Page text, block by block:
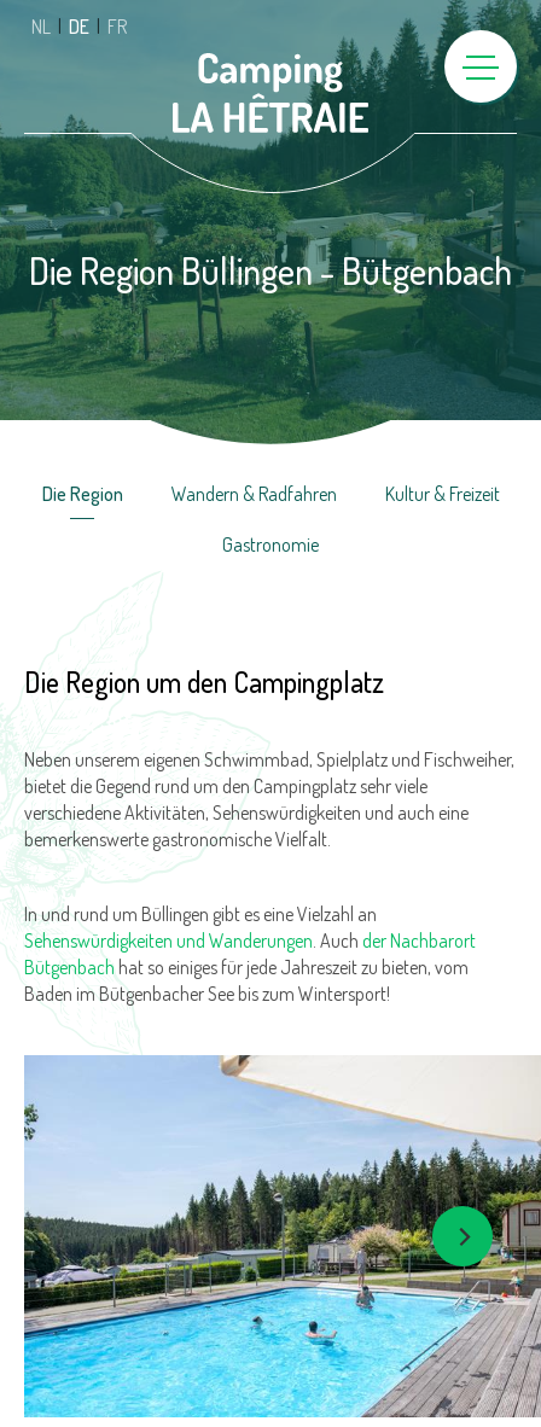
NL DE FR
Home
Camping
Zu vermieten
Fischweiher
Die Region Büllingen - Bütgenbach
Die Region Wandern & Radfahren Kultur & Freizeit
Gastronomie
Die Region um den Campingplatz
Neben unserem eigenen Schwimmbad, Spielplatz und Fischweiher,
bietet die Gegend rund um den Campingplatz sehr viele
verschiedene Aktivitäten, Sehenswürdigkeiten und auch eine
bemerkenswerte gastronomische Vielfalt.
In und rund um Büllingen gibt es eine Vielzahl an
Sehenswürdigkeiten und Wanderungen. Auch der Nachbarort
Bütgenbachhat so einiges für jede Jahreszeit zu bieten, vom
Baden im Bütgenbacher See bis zum Wintersport!